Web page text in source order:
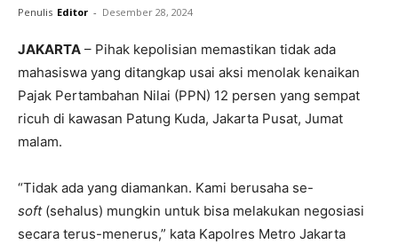
Penulis Editor - Desember 28, 2024
JAKARTA – Pihak kepolisian memastikan tidak ada
mahasiswa yang ditangkap usai aksi menolak kenaikan
Pajak Pertambahan Nilai (PPN) 12 persen yang sempat
ricuh di kawasan Patung Kuda, Jakarta Pusat, Jumat
malam.
“Tidak ada yang diamankan. Kami berusaha se-
soft(sehalus) mungkin untuk bisa melakukan negosiasi
secara terus-menerus,” kata Kapolres Metro Jakarta